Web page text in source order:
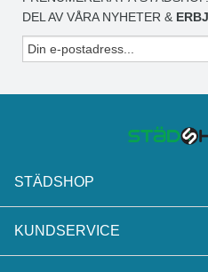
DEL AV VÅRA NYHETER &
STÄDSHOP
KUNDSERVICE